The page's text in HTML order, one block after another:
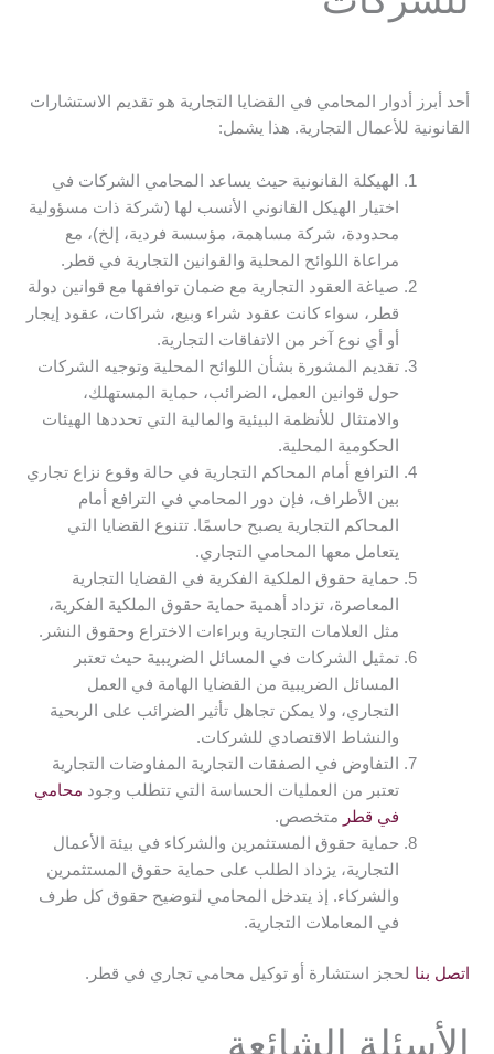
أحد أبرز أدوار المحامي في القضايا التجارية هو تقديم الاستشارات
القانونية للأعمال التجارية. هذا يشمل:
الهيكلة القانونية حيث يساعد المحامي الشركات في
اختيار الهيكل القانوني الأنسب لها (شركة ذات مسؤولية
محدودة، شركة مساهمة، مؤسسة فردية، إلخ)، مع
مراعاة اللوائح المحلية والقوانين التجارية في قطر.
صياغة العقود التجارية مع ضمان توافقها مع قوانين دولة
قطر، سواء كانت عقود شراء وبيع، شراكات، عقود إيجار
أو أي نوع آخر من الاتفاقات التجارية.
تقديم المشورة بشأن اللوائح المحلية وتوجيه الشركات
حول قوانين العمل، الضرائب، حماية المستهلك،
والامتثال للأنظمة البيئية والمالية التي تحددها الهيئات
الحكومية المحلية.
الترافع أمام المحاكم التجارية في حالة وقوع نزاع تجاري
بين الأطراف، فإن دور المحامي في الترافع أمام
المحاكم التجارية يصبح حاسمًا. تتنوع القضايا التي
يتعامل معها المحامي التجاري.
حماية حقوق الملكية الفكرية في القضايا التجارية
المعاصرة، تزداد أهمية حماية حقوق الملكية الفكرية،
مثل العلامات التجارية وبراءات الاختراع وحقوق النشر.
تمثيل الشركات في المسائل الضريبية حيث تعتبر
المسائل الضريبية من القضايا الهامة في العمل
التجاري، ولا يمكن تجاهل تأثير الضرائب على الربحية
والنشاط الاقتصادي للشركات.
التفاوض في الصفقات التجارية المفاوضات التجارية
تعتبر من العمليات الحساسة التي تتطلب وجود محامي
في قطر متخصص.
حماية حقوق المستثمرين والشركاء في بيئة الأعمال
التجارية، يزداد الطلب على حماية حقوق المستثمرين
والشركاء. إذ يتدخل المحامي لتوضيح حقوق كل طرف
في المعاملات التجارية.
اتصل بنا لحجز استشارة أو توكيل محامي تجاري في قطر.
الأسئلة الشائعة